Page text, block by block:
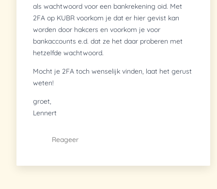
als wachtwoord voor een bankrekening oid. Met
2FA op KUBR voorkom je dat er hier gevist kan
worden door hakcers en voorkom je voor
bankaccounts e.d. dat ze het daar proberen met
hetzelfde wachtwoord.
Mocht je 2FA toch wenselijk vinden, laat het gerust
weten!
groet,
Lennert
Reageer